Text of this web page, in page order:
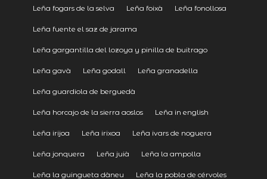
Leña fogars de la selva Leña foixà Leña fonollosa
Leña fuente el saz de jarama
Leña gargantilla del lozoya y pinilla de buitrago
Leña gavà Leña godall Leña granadella
Leña guardiola de berguedà
Leña horcajo de la sierra aoslos Leña in english
Leña irijoa Leña irixoa Leña ivars de noguera
Leña jonquera Leña juià Leña la ampolla
Leña la guingueta dàneu Leña la pobla de cérvoles